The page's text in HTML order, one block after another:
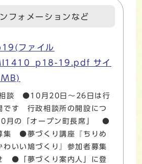
フォメーションなど
ファイル
19.pdf サイ
談 ●10月20日～26日は行
です 行政相談所の開設につ
の「オープン町長席」 ●
●夢づくり講座『ちりめ
わいい鳩づくり』参加者募集
●「夢づくり案内人」に登